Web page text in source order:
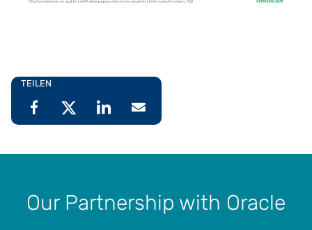
TEILEN
Our Partnership with Oracle